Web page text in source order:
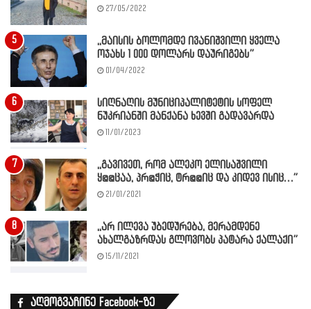
27/05/2022
,,მაისის ბოლომდე ივანიშვილი ყველა
ოჯახს 1 000 დოლარს დაურიგებს”
01/04/2022
სიღნაღის მუნიციპალიტეტის სოფელ
ნუკრიანში მანქანა ხევში გადავარდა
11/01/2023
,,გავივეთ, რომ ალეკო ელისაშვილი
ყ@@ცაა, პრ@ჭიც, ტრ@@იც და კიდევ ისიც…”
21/01/2021
,,არ ილევა უბედურება, მერამდენე
ახალგაზრდას გლოვობს პატარა ქალაქი”
15/11/2021
აღმოგვაჩინე Facebook-ზე